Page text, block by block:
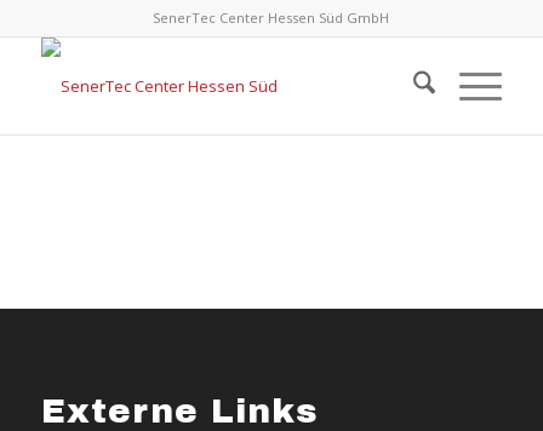
SenerTec Center Hessen Süd GmbH
Externe Links